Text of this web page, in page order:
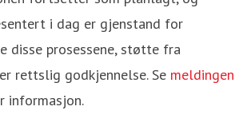
i dag er gjenstand for
disse prosessene, støtte fra
rettslig godkjennelse. Se meldingen
informasjon.